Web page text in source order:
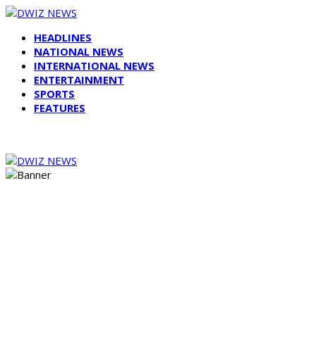
HEADLINES
NATIONAL NEWS
INTERNATIONAL NEWS
ENTERTAINMENT
SPORTS
FEATURES